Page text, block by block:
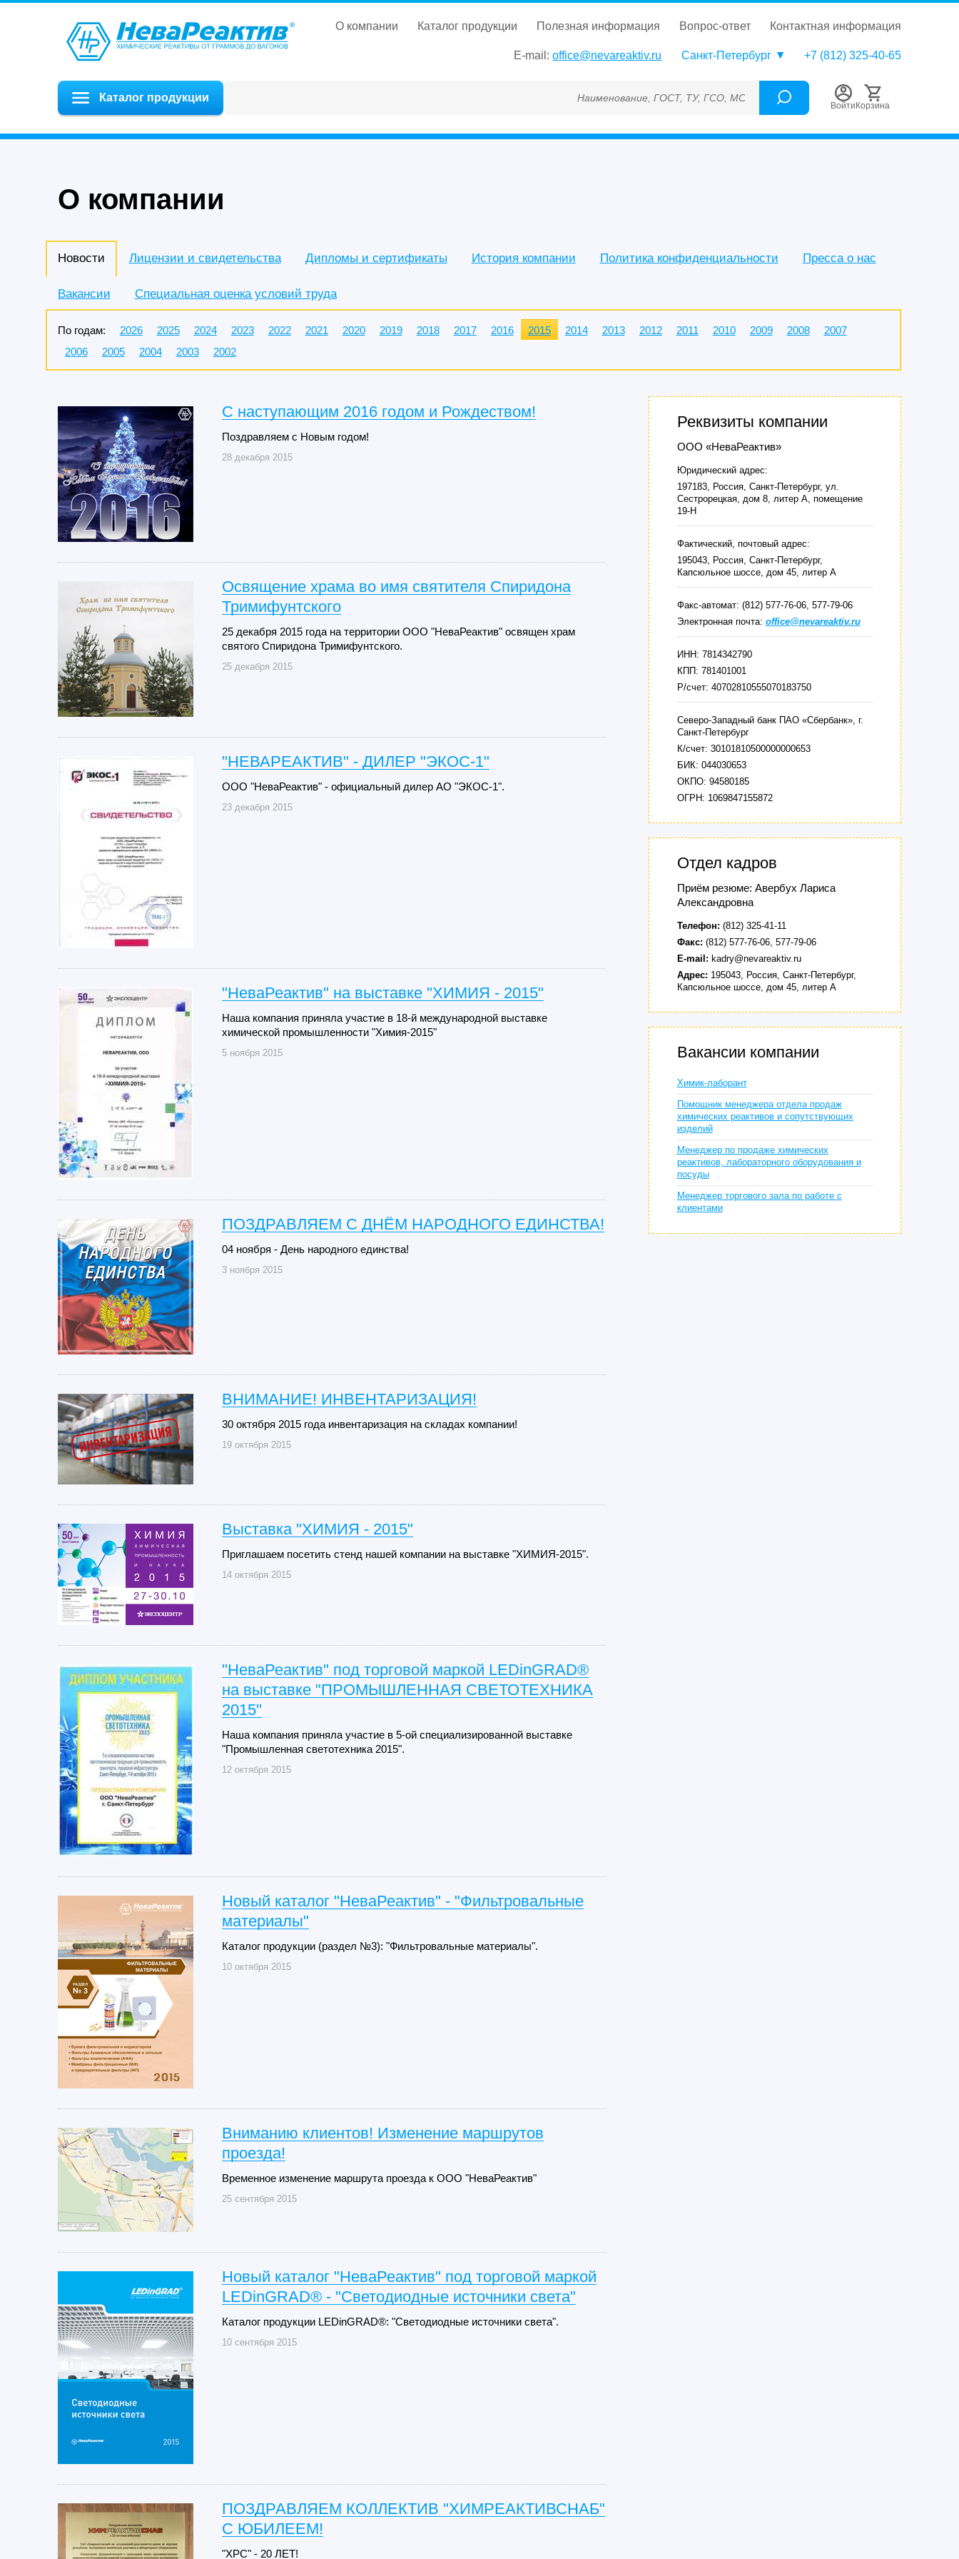
о компании каталог продукции полезная информация вопрос-ответ контактная информация
E-mail: office@nevareaktiv.ru Санкт-Петербург +7 (812) 325-40-65
Каталог продукции Наименование, ГОСТ, ТУ, ГСО, МСО, ОСО, СОП, ГРСИ, Каталожный номер (Артикул),
Войти Корзина
О компании
Новости Лицензии и свидетельства Дипломы и сертификаты История компании Политика конфиденциальности Пресса о нас
Вакансии Специальная оценка условий труда
По годам: 2026 2025 2024 2023 2022 2021 2020 2019 2018 2017 2016 2015 2014 2013 2012 2011 2010 2009 2008
2007
2006
2005 2004 2003 2002
С наступающим 2016 годом и Рождеством!
Поздравляем с Новым годом!
28 декабря 2015
Освящение храма во имя святителя Спиридона
Тримифунтского
25 декабря 2015 года на территории ООО "НеваРеактив" освящен храм
святого Спиридона Тримифунтского.
25 декабря 2015
"НЕВАРЕАКТИВ" - ДИЛЕР "ЭКОС-1"
ООО "НеваРеактив" - официальный дилер АО "ЭКОС-1".
23 декабря 2015
"НеваРеактив" на выставке "ХИМИЯ - 2015"
Наша компания приняла участие в 18-й международной выставке
химической промышленности "Химия-2015"
5 ноября 2015
ПОЗДРАВЛЯЕМ С ДНЁМ НАРОДНОГО ЕДИНСТВА!
04 ноября - День народного единства!
3 ноября 2015
ВНИМАНИЕ! ИНВЕНТАРИЗАЦИЯ!
30 октября 2015 года инвентаризация на складах компании!
19 октября 2015
Выставка "ХИМИЯ - 2015"
Приглашаем посетить стенд нашей компании на выставке "ХИМИЯ-2015".
14 октября 2015
"НеваРеактив" под торговой маркой LEDinGRAD®
на выставке "ПРОМЫШЛЕННАЯ СВЕТОТЕХНИКА
2015"
Наша компания приняла участие в 5-ой специализированной выставке
"Промышленная светотехника 2015".
12 октября 2015
Новый каталог "НеваРеактив" - "Фильтровальные
материалы"
Каталог продукции (раздел №3): "Фильтровальные материалы".
10 октября 2015
Вниманию клиентов! Изменение маршрутов
проезда!
Временное изменение маршрута проезда к ООО "НеваРеактив"
25 сентября 2015
Новый каталог "НеваРеактив" под торговой маркой
LEDinGRAD® - "Светодиодные источники света"
Каталог продукции LEDinGRAD®: "Светодиодные источники света".
10 сентября 2015
ПОЗДРАВЛЯЕМ КОЛЛЕКТИВ "ХИМРЕАКТИВСНАБ"
С ЮБИЛЕЕМ!
"ХРС" - 20 ЛЕТ!
Реквизиты компании
ООО «НеваРеактив»
Юридический адрес:
197183, Россия, Санкт-Петербург, ул.
Сестрорецкая, дом 8, литер А, помещение
19-Н
Фактический, почтовый адрес:
195043, Россия, Санкт-Петербург,
Капсюльное шоссе, дом 45, литер А
Факс-автомат: (812) 577-76-06, 577-79-06
Электронная почта: office@nevareaktiv.ru
ИНН: 7814342790
КПП: 781401001
Р/счет: 40702810555070183750
Северо-Западный банк ПАО «Сбербанк», г.
Санкт-Петербург
К/счет: 30101810500000000653
БИК: 044030653
ОКПО: 94580185
ОГРН: 1069847155872
Отдел кадров
Приём резюме: Авербух Лариса
Александровна
Телефон: (812) 325-41-11
Факс: (812) 577-76-06, 577-79-06
E-mail: kadry@nevareaktiv.ru
Адрес: 195043, Россия, Санкт-Петербург,
Капсюльное шоссе, дом 45, литер А
Вакансии компании
Химик-лаборант
Помощник менеджера отдела продаж
химических реактивов и сопутствующих
изделий
Менеджер по продаже химических
реактивов, лабораторного оборудования и
посуды
Менеджер торгового зала по работе с
клиентами